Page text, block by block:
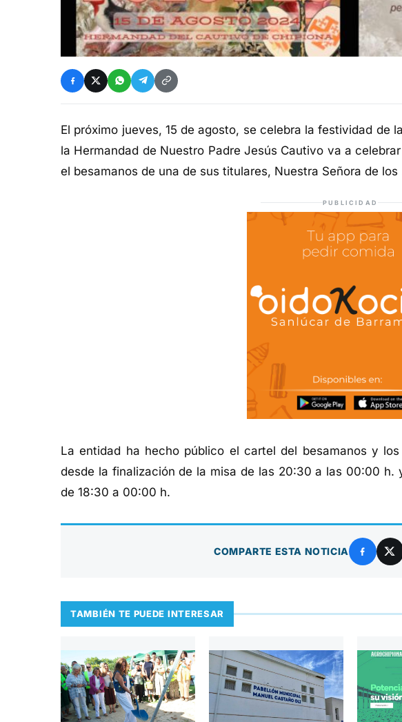
El próximo jueves, 15 de agosto, se celebra la festividad de
la Hermandad de Nuestro Padre Jesús Cautivo va a
el besamanos de una de sus titulares, Nuestra Señora de los
PUBLICIDAD
La entidad ha hecho público el cartel del besamanos y
desde la finalización de la misa de las 20:30 a las 00:00 h.
de 18:30 a 00:00 h.
COMPARTE ESTA NOTICIA
TAMBIÉN TE PUEDE INTERESAR